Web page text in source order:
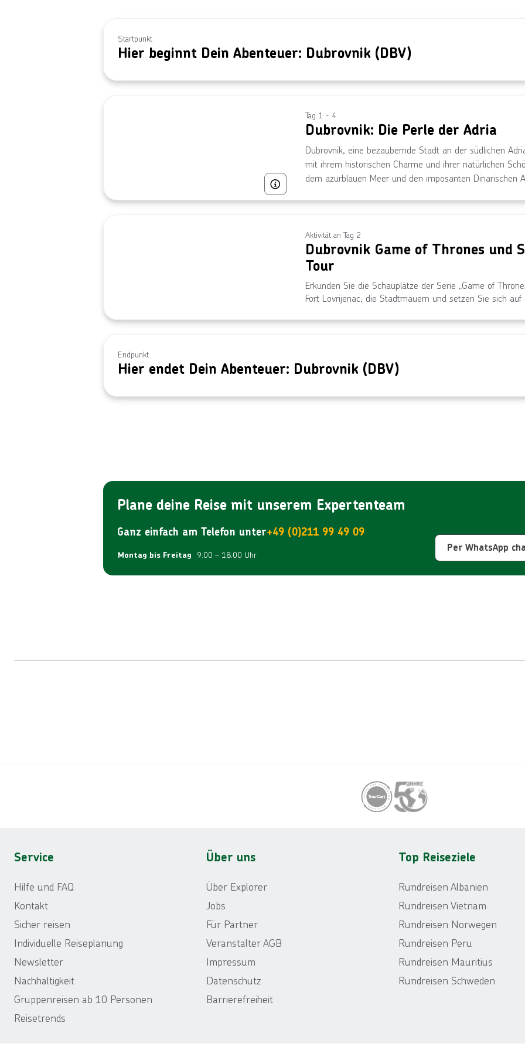
Startpunkt
Hier beginnt Dein Abenteuer: Dubrovnik (DBV)
Bild von © SCStock, lizensiert unter Getty Images/iStockphoto
Tag 1 - 4
Dubrovnik: Die Perle der Adria
Dubrovnik, eine bezaubernde Stadt an der südlichen
mit ihrem historischen Charme und ihrer natürlichen
dem azurblauen Meer und den imposanten Dinarischen
mittelalterliche Mauern und entdecke faszinierende
Dubrovnik ein unvergessliches Reiseerlebnis.
Aktivität an Tag 2
Dubrovnik Game of Thrones und
Tour
Erkunden Sie die Schauplätze der Serie „Game of
Fort Lovrijenac, die Stadtmauern und setzen Sie sich auf
Endpunkt
Hier endet Dein Abenteuer: Dubrovnik (DBV)
Plane deine Reise mit unserem Expertenteam
Ganz einfach am Telefon unter+49 (0)211 99 49 09
Montag bis Freitag 9:00 – 18:00 Uhr
Per WhatsApp
Footer navigation
Service
Hilfe und FAQ
Kontakt
Sicher reisen
Individuelle Reiseplanung
Newsletter
Nachhaltigkeit
Gruppenreisen ab 10 Personen
Reisetrends
Über uns
Über Explorer
Jobs
Für Partner
Veranstalter AGB
Impressum
Datenschutz
Barrierefreiheit
Top Reiseziele
Rundreisen Albanien
Rundreisen Vietnam
Rundreisen Norwegen
Rundreisen Peru
Rundreisen Mauritius
Rundreisen Schweden